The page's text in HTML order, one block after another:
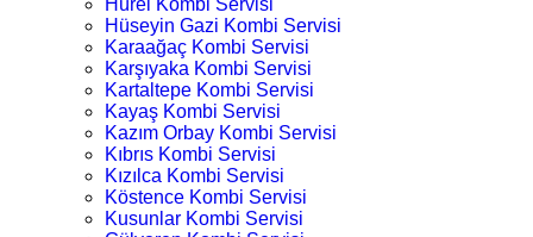
Hürel Kombi Servisi
Hüseyin Gazi Kombi Servisi
Karaağaç Kombi Servisi
Karşıyaka Kombi Servisi
Kartaltepe Kombi Servisi
Kayaş Kombi Servisi
Kazım Orbay Kombi Servisi
Kıbrıs Kombi Servisi
Kızılca Kombi Servisi
Köstence Kombi Servisi
Kusunlar Kombi Servisi